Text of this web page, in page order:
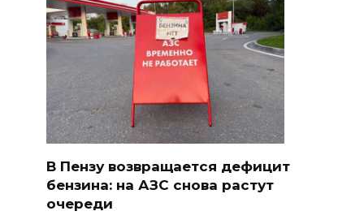
В Пензу возвращается дефицит
бензина: на АЗС снова растут
очереди